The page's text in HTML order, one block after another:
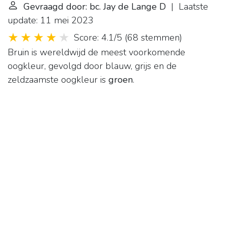
Gevraagd door: bc. Jay de Lange D | Laatste
update: 11 mei 2023
Score: 4.1/5 (68 stemmen)
Bruin is wereldwijd de meest voorkomende
oogkleur, gevolgd door blauw, grijs en de
zeldzaamste oogkleur is groen.